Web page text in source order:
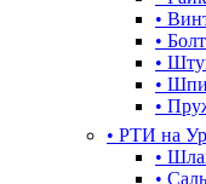
•
•
•
•
•
• РТИ на
•
•